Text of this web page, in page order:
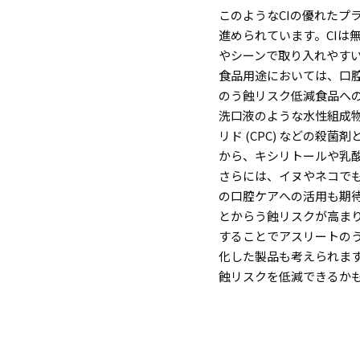
このようなCIの優れたプ
進められています。 CIは
やシーンで取り入れやす
食品用途においては、口
のう蝕リスク低減食品へ
洗口液のような水性組成
リド (CPC) などの殺菌剤
から、キシリトールや乳
さらには、イヌやネコで
の口腔ケアへの活用も期
とからう蝕リスクが高ま
することでアスリートの
化した製品も考えられま
蝕リスクを低減できるか